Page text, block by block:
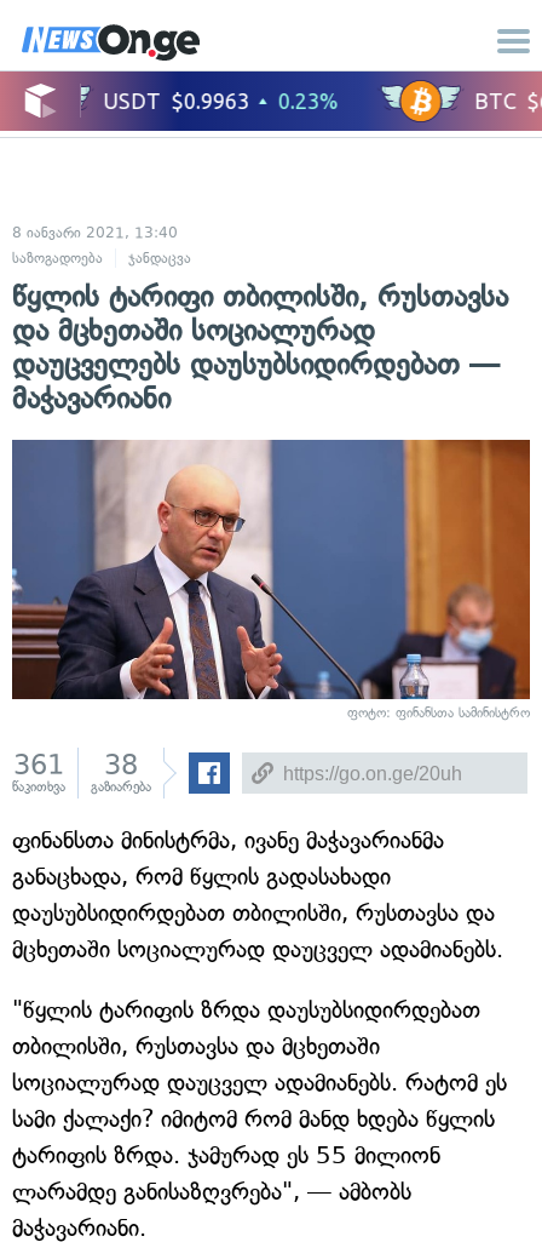
8 იანვარი 2021, 13:40
საზოგადოება
ჯანდაცვა
წყლის ტარიფი თბილისში, რუსთავსა
და მცხეთაში სოციალურად
დაუცველებს დაუსუბსიდირდებათ —
მაჭავარიანი
ფოტო: ფინანსთა სამინისტრო
361
წაკითხვა
38
გაზიარება
ფინანსთა მინისტრმა, ივანე მაჭავარიანმა
განაცხადა, რომ წყლის გადასახადი
დაუსუბსიდირდებათ თბილისში, რუსთავსა და
მცხეთაში სოციალურად დაუცველ ადამიანებს.
"წყლის ტარიფის ზრდა დაუსუბსიდირდებათ
თბილისში, რუსთავსა და მცხეთაში
სოციალურად დაუცველ ადამიანებს. რატომ ეს
სამი ქალაქი? იმიტომ რომ მანდ ხდება წყლის
ტარიფის ზრდა. ჯამურად ეს 55 მილიონ
ლარამდე განისაზღვრება", — ამბობს
მაჭავარიანი.